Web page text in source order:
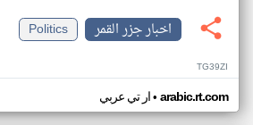
اخبار جزر القمر
Politics
TG39ZI
ار تي عربي• arabic.rt.com